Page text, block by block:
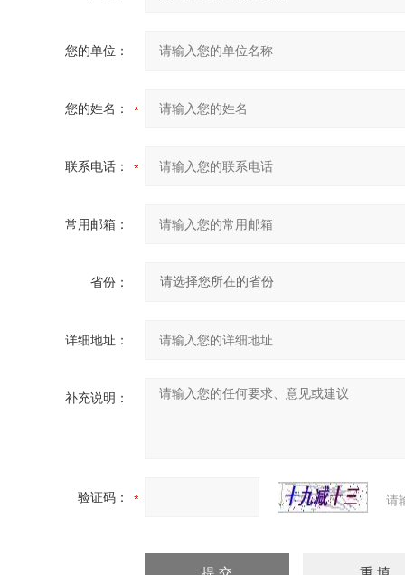
您的单位：
您的姓名：
联系电话：
常用邮箱：
省份：
详细地址：
补充说明：
验证码： 请